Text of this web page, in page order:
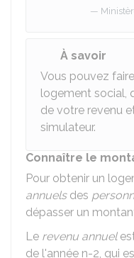
À savoir
Vous pouvez
logement social,
de votre revenu
simulateur.
Connaître le
Pour obtenir un
annuelsdes
dépasser un
Le revenu annuel
de l'année n-2, qui